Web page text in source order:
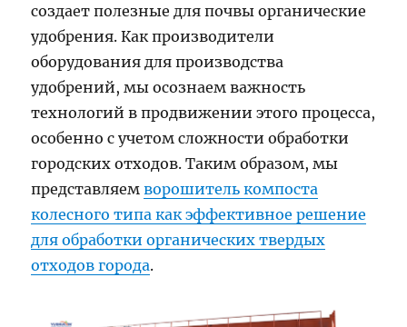
создает полезные для почвы органические
удобрения. Как производители
оборудования для производства
удобрений, мы осознаем важность
технологий в продвижении этого процесса,
особенно с учетом сложности обработки
городских отходов. Таким образом, мы
представляемворошитель компоста
колесного типа как эффективное решение
для обработки органических твердых
отходов города.